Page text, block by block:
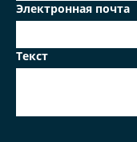
Электронная почта
Текст